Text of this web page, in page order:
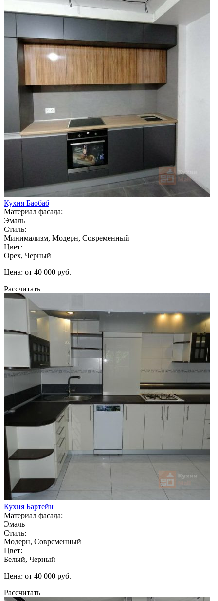
Кухня Баобаб
Материал фасада:
Эмаль
Стиль:
Минимализм, Модерн, Современный
Цвет:
Орех, Черный
Цена: от 40 000 руб.
Рассчитать
Кухня Бартейн
Материал фасада:
Эмаль
Стиль:
Модерн, Современный
Цвет:
Белый, Черный
Цена: от 40 000 руб.
Рассчитать